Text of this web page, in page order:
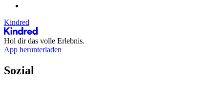
Kindred
Hol dir das volle Erlebnis.
App herunterladen
Sozial